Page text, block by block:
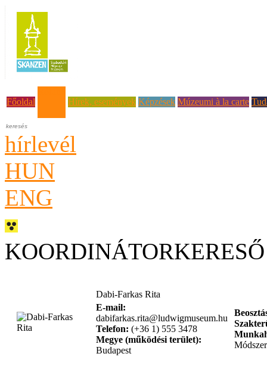
Főoldal
Hírek, események Képzések Múzeumi à la carte
hírlevél
HUN
ENG
KOORDINÁTORKERESŐ
Dabi-Farkas Rita
E-mail:
dabifarkas.rita@ludwigmuseum.hu
Telefon: (+36 1) 555 3478
Megye (működési terület):
Budapest